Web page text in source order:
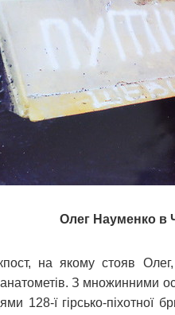
Олег Науменко в
на якому стояв
З множинними
128-ї гірсько-піхотної